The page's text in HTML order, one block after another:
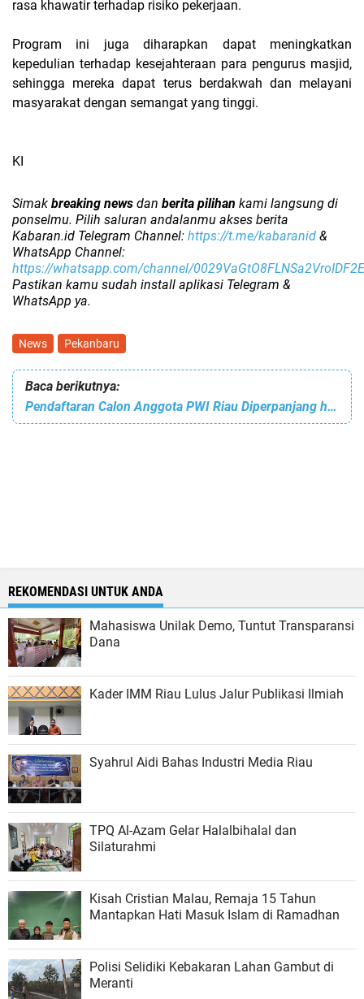
rasa khawatir terhadap risiko pekerjaan.
Program ini juga diharapkan dapat meningkatkan
kepedulian terhadap kesejahteraan para pengurus masjid,
sehingga mereka dapat terus berdakwah dan melayani
masyarakat dengan semangat yang tinggi.
KI
Simak breaking news dan berita pilihan kami langsung di
ponselmu. Pilih saluran andalanmu akses berita
Kabaran.id Telegram Channel: https://t.me/kabaranid &
WhatsApp Channel:
https://whatsapp.com/channel/0029VaGtO8FLNSa2VroIDF2E
Pastikan kamu sudah install aplikasi Telegram &
WhatsApp ya.
News Pekanbaru
Baca berikutnya:
Pendaftaran Calon Anggota PWI Riau Diperpanjang hingga 3 November
REKOMENDASI UNTUK ANDA
Mahasiswa Unilak Demo, Tuntut Transparansi
Dana
Kader IMM Riau Lulus Jalur Publikasi Ilmiah
Syahrul Aidi Bahas Industri Media Riau
TPQ Al-Azam Gelar Halalbihalal dan
Silaturahmi
Kisah Cristian Malau, Remaja 15 Tahun
Mantapkan Hati Masuk Islam di Ramadhan
Polisi Selidiki Kebakaran Lahan Gambut di
Meranti